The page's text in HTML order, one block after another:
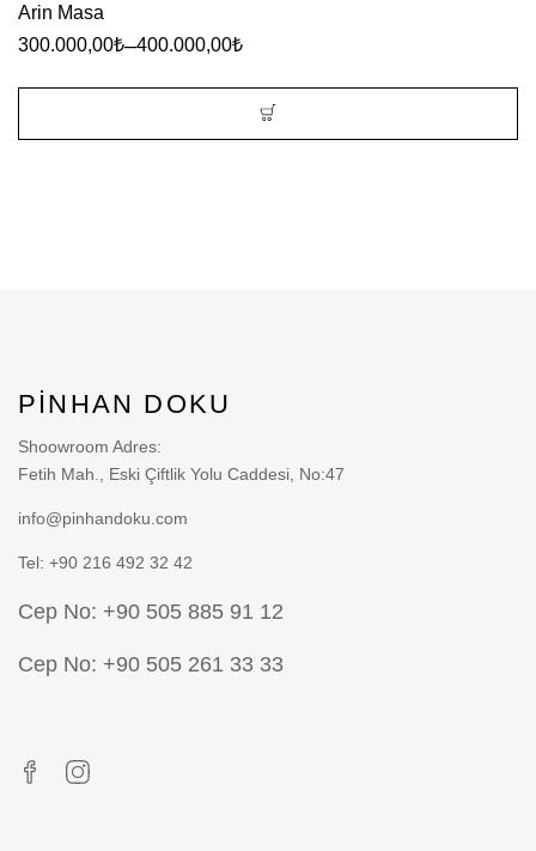
Arin Masa
300.000,00₺–400.000,00₺
ürün
sayfasından
seçilebilir
PINHAN DOKU
Shoowroom Adres:
Fetih Mah., Eski Çiftlik Yolu Caddesi, No:47
info@pinhandoku.com
Tel: +90 216 492 32 42
Cep No: +90 505 885 91 12
Cep No: +90 505 261 33 33